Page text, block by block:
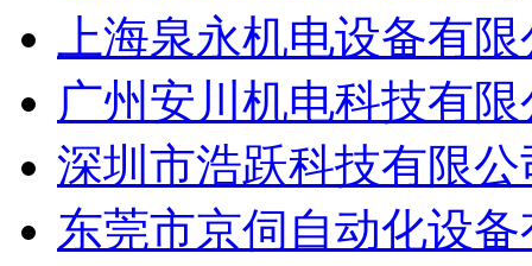
上海泉永机电设备有
广州安川机电科技有
深圳市浩跃科技有限公
东莞市京伺自动化设